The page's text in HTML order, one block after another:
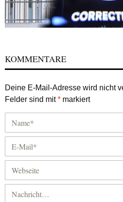
KOMMENTARE
Deine E-Mail-Adresse wird nicht
Felder sind mit* markiert